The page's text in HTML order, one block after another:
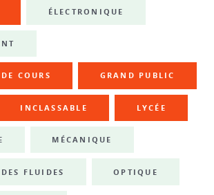
ÉLECTRONIQUE
COURS GRAND PUBLIC
INCLASSABLE LYCÉE
MÉCANIQUE
FLUIDES OPTIQUE